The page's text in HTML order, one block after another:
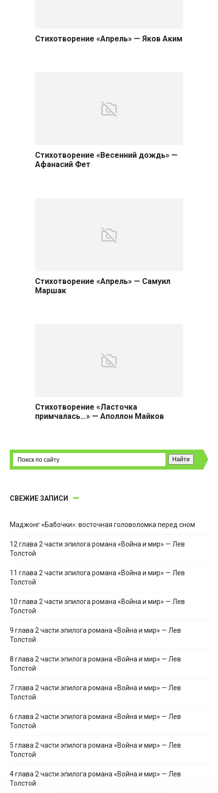
Стихотворение «Апрель» — Яков Аким
Стихотворение «Весенний дождь» —
Афанасий Фет
Стихотворение «Апрель» — Самуил
Маршак
Стихотворение «Ласточка
примчалась…» — Аполлон Майков
СВЕЖИЕ ЗАПИСИ
Маджонг «Бабочки»: восточная головоломка перед сном
12 глава 2 части эпилога романа «Война и мир» — Лев
Толстой
11 глава 2 части эпилога романа «Война и мир» — Лев
Толстой
10 глава 2 части эпилога романа «Война и мир» — Лев
Толстой
9 глава 2 части эпилога романа «Война и мир» — Лев
Толстой
8 глава 2 части эпилога романа «Война и мир» — Лев
Толстой
7 глава 2 части эпилога романа «Война и мир» — Лев
Толстой
6 глава 2 части эпилога романа «Война и мир» — Лев
Толстой
5 глава 2 части эпилога романа «Война и мир» — Лев
Толстой
4 глава 2 части эпилога романа «Война и мир» — Лев
Толстой